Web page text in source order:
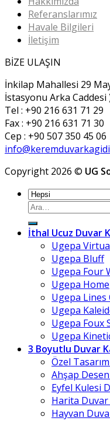
Referanslarımız
Havale Bilgileri
İletişim
BİZE ULAŞIN
İnkilap Mahallesi 29
İstasyonu Arka
Tel : +90 216 631 71 29
Fax : +90 216 631 71 30
Cep : +90 507 350 45 06
Copyright 2026 © UG
Ara:
İthal Ucuz Duvar
Ugepa
Ugepa Bluff
Ugepa Four
Ugepa Home
Ugepa Lines
Ugepa
Ugepa Foux
Ugepa
3 Boyutlu Duvar
Özel
Ahşap
Eyfel Kulesi
Harita Duvar
Hayvan